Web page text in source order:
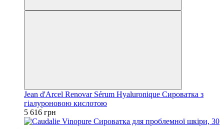
Jean d'Arcel Renovar Sérum Hyaluronique Сироватка з
гіалуроновою кислотою
5 616 грн